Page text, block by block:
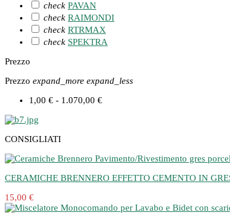
check PAVAN
check RAIMONDI
check RTRMAX
check SPEKTRA
Prezzo
Prezzo expand_more expand_less
1,00 € - 1.070,00 €
CONSIGLIATI
CERAMICHE BRENNERO EFFETTO CEMENTO IN
15,00 €